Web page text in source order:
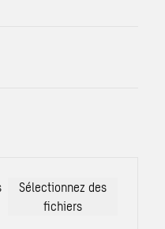
Sélectionnez des
fichiers